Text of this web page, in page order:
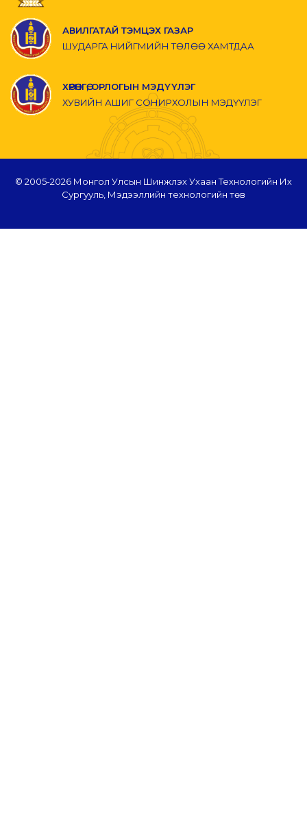
АВИЛГАТАЙ ТЭМЦЭХ ГАЗАР
ШУДАРГА НИЙГМИЙН ТӨЛӨӨ ХАМТДАА
ХӨРӨНГӨ, ОРЛОГЫН МЭДҮҮЛЭГ
ХУВИЙН АШИГ СОНИРХОЛЫН МЭДҮҮЛЭГ
© 2005-2026 Монгол Улсын Шинжлэх Ухаан Технологийн Их
Сургууль, Мэдээллийн технологийн төв